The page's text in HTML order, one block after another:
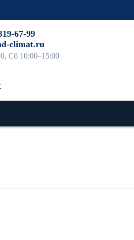
67-99
climat.ru
Сб 10:00–15:00